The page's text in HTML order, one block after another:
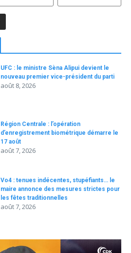
UFC : le ministre Sèna Alipui devient le
nouveau premier vice-président du parti
août 8, 2026
Région Centrale : l’opération
d’enregistrement biométrique démarre le
17 août
août 7, 2026
Vo4 : tenues indécentes, stupéfiants… le
maire annonce des mesures strictes pour
les fêtes traditionnelles
août 7, 2026